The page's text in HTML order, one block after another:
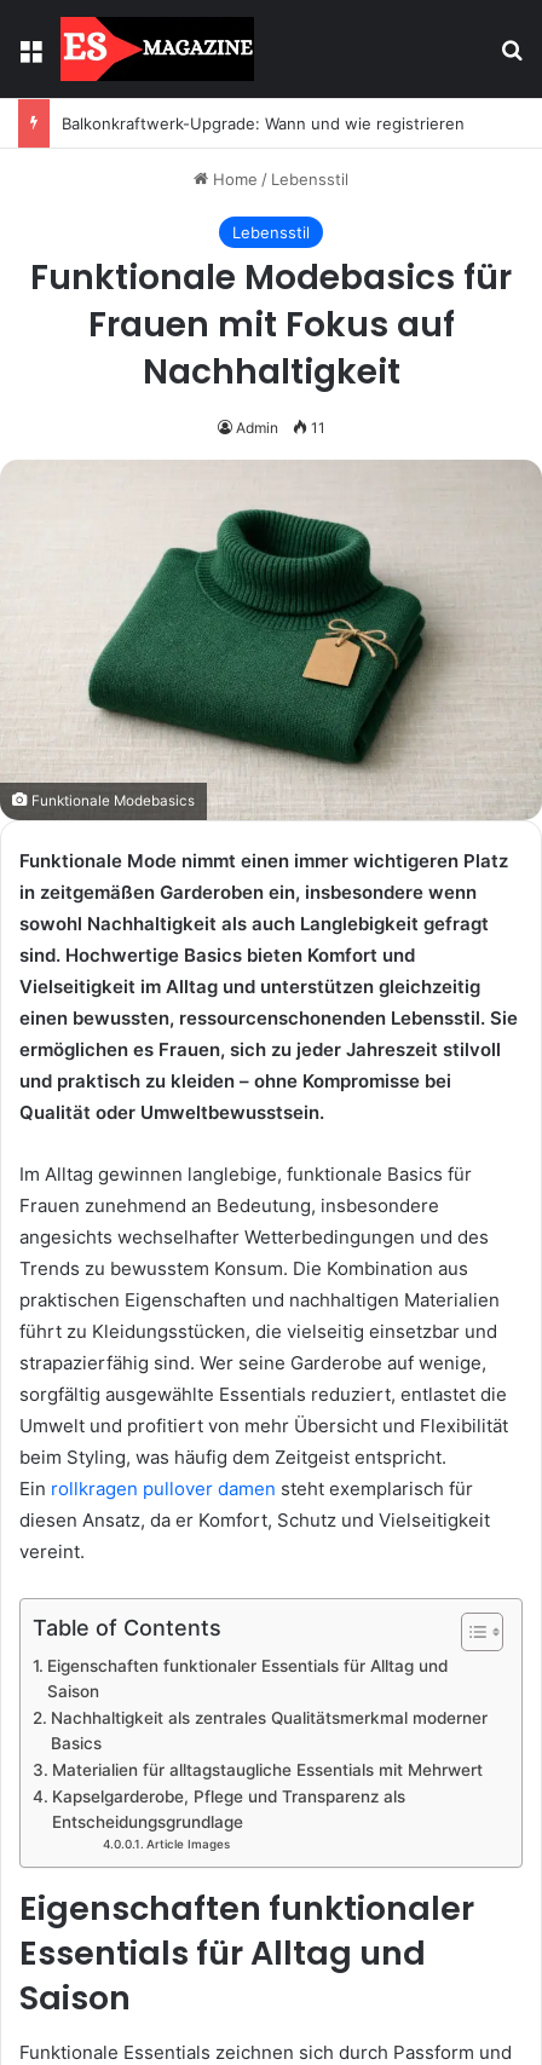
Menu
Balkonkraftwerk-Upgrade: Wann und wie registrieren
Home / Lebensstil
Lebensstil
Funktionale Modebasics für
Frauen mit Fokus auf
Nachhaltigkeit
Admin 11
Funktionale Modebasics
Funktionale Mode nimmt einen immer wichtigeren Platz
in zeitgemäßen Garderoben ein, insbesondere wenn
sowohl Nachhaltigkeit als auch Langlebigkeit gefragt
sind. Hochwertige Basics bieten Komfort und
Vielseitigkeit im Alltag und unterstützen gleichzeitig
einen bewussten, ressourcenschonenden Lebensstil. Sie
ermöglichen es Frauen, sich zu jeder Jahreszeit stilvoll
und praktisch zu kleiden – ohne Kompromisse bei
Qualität oder Umweltbewusstsein.
Im Alltag gewinnen langlebige, funktionale Basics für
Frauen zunehmend an Bedeutung, insbesondere
angesichts wechselhafter Wetterbedingungen und des
Trends zu bewusstem Konsum. Die Kombination aus
praktischen Eigenschaften und nachhaltigen Materialien
führt zu Kleidungsstücken, die vielseitig einsetzbar und
strapazierfähig sind. Wer seine Garderobe auf wenige,
sorgfältig ausgewählte Essentials reduziert, entlastet die
Umwelt und profitiert von mehr Übersicht und Flexibilität
beim Styling, was häufig dem Zeitgeist entspricht.
Ein rollkragen pullover damen steht exemplarisch für
diesen Ansatz, da er Komfort, Schutz und Vielseitigkeit
vereint.
Table of Contents
Eigenschaften funktionaler Essentials für Alltag und
Saison
Nachhaltigkeit als zentrales Qualitätsmerkmal moderner
Basics
Materialien für alltagstaugliche Essentials mit Mehrwert
Kapselgarderobe, Pflege und Transparenz als
Entscheidungsgrundlage
Article Images
Eigenschaften funktionaler
Essentials für Alltag und
Saison
Funktionale Essentials zeichnen sich durch Passform und